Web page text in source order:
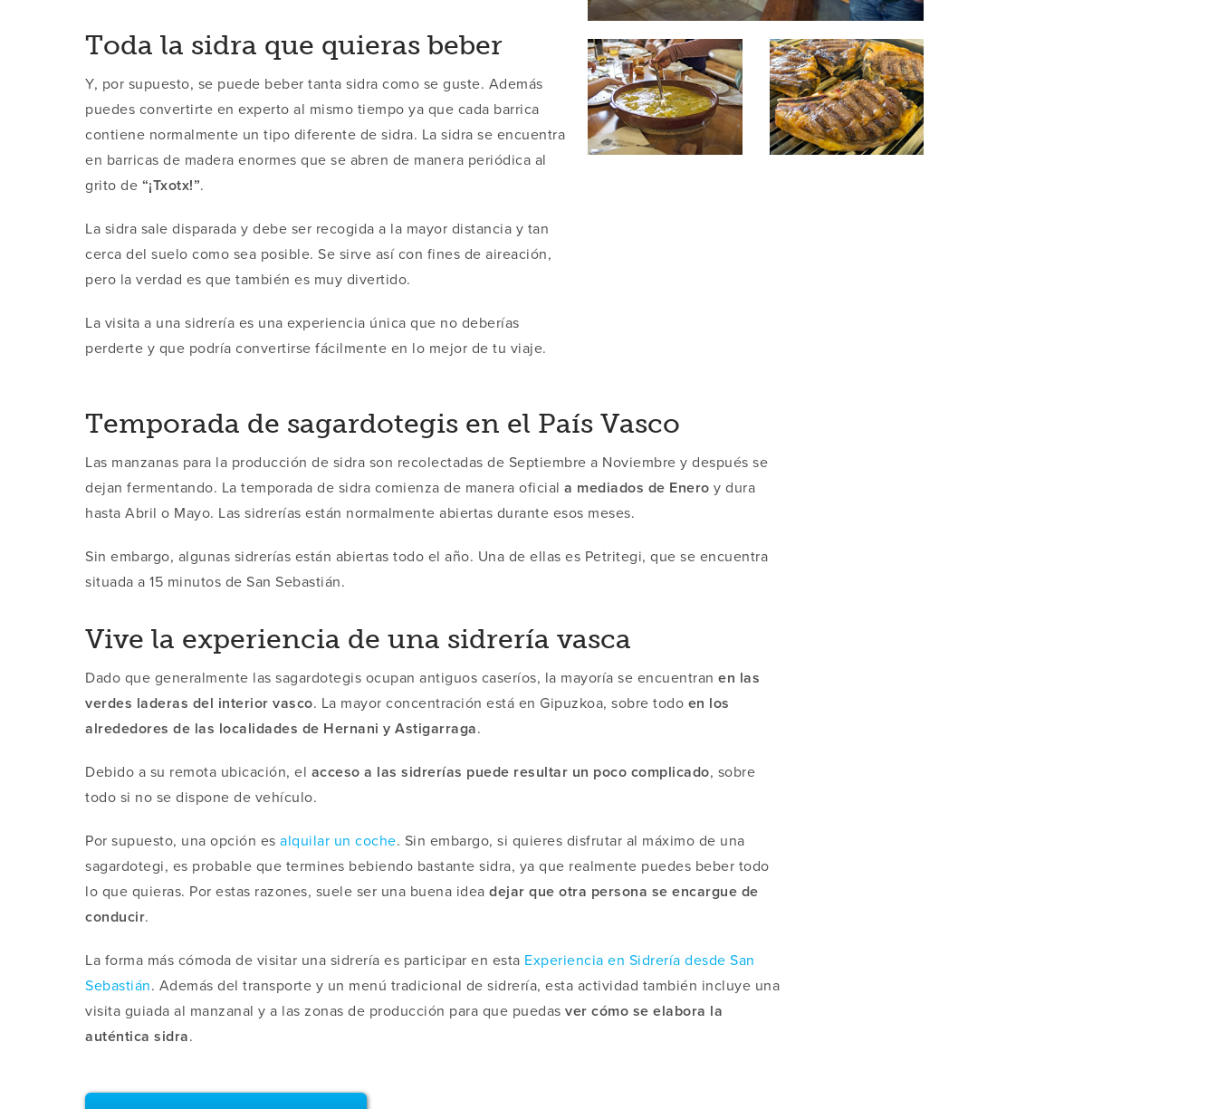
Toda la sidra que quieras beber
Y, por supuesto, se puede beber tanta sidra como se guste. Además
puedes convertirte en experto al mismo tiempo ya que cada barrica
contiene normalmente un tipo diferente de sidra. La sidra se encuentra
en barricas de madera enormes que se abren de manera periódica al
grito de “¡Txotx!”.
La sidra sale disparada y debe ser recogida a la mayor distancia y tan
cerca del suelo como sea posible. Se sirve así con fines de aireación,
pero la verdad es que también es muy divertido.
La visita a una sidrería es una experiencia única que no deberías
perderte y que podría convertirse fácilmente en lo mejor de tu viaje.
Temporada de sagardotegis en el País Vasco
Las manzanas para la producción de sidra son recolectadas de Septiembre a Noviembre y después se
dejan fermentando. La temporada de sidra comienza de manera oficial a mediados de Enero y dura
hasta Abril o Mayo. Las sidrerías están normalmente abiertas durante esos meses.
Sin embargo, algunas sidrerías están abiertas todo el año. Una de ellas es Petritegi, que se encuentra
situada a 15 minutos de San Sebastián.
Vive la experiencia de una sidrería vasca
Dado que generalmente las sagardotegis ocupan antiguos caseríos, la mayoría se encuentran en las
verdes laderas del interior vasco. La mayor concentración está en Gipuzkoa, sobre todo en los
alrededores de las localidades de Hernani y Astigarraga.
Debido a su remota ubicación, el acceso a las sidrerías puede resultar un poco complicado, sobre
todo si no se dispone de vehículo.
Por supuesto, una opción es alquilar un coche. Sin embargo, si quieres disfrutar al máximo de una
sagardotegi, es probable que termines bebiendo bastante sidra, ya que realmente puedes beber todo
lo que quieras. Por estas razones, suele ser una buena idea dejar que otra persona se encargue de
conducir.
La forma más cómoda de visitar una sidrería es participar en esta Experiencia en Sidrería desde San
Sebastián. Además del transporte y un menú tradicional de sidrería, esta actividad también incluye una
visita guiada al manzanal y a las zonas de producción para que puedas ver cómo se elabora la
auténtica sidra.